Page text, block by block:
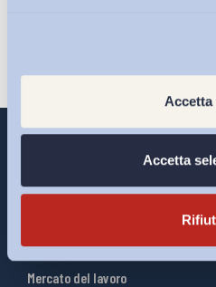
Accetta
Riforme del lavoro
Mercato del lavoro